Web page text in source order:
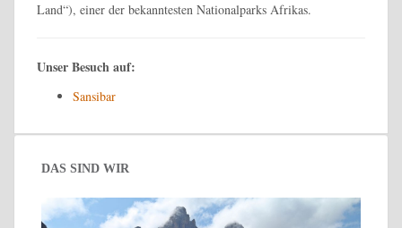
Land“), einer der bekanntesten Nationalparks Afrikas.
Unser Besuch auf:
Sansibar
DAS SIND WIR